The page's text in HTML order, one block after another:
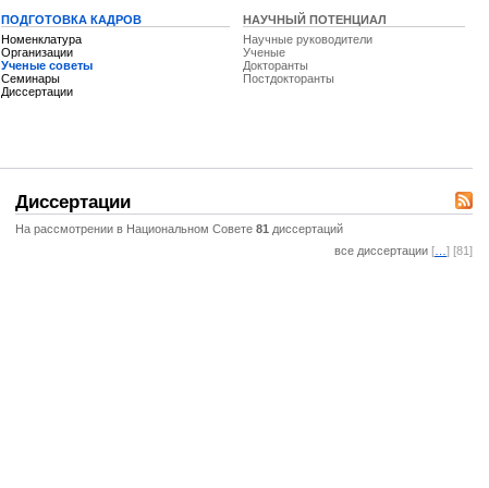
ПОДГОТОВКА КАДРОВ
Номенклатура
Организации
Ученые советы
Семинары
Диссертации
НАУЧНЫЙ ПОТЕНЦИАЛ
Научные руководители
Ученые
Докторанты
Постдокторанты
Диссертации
На рассмотрении в Национальном Совете 81 диссертаций
все диссертации [ ] [81]